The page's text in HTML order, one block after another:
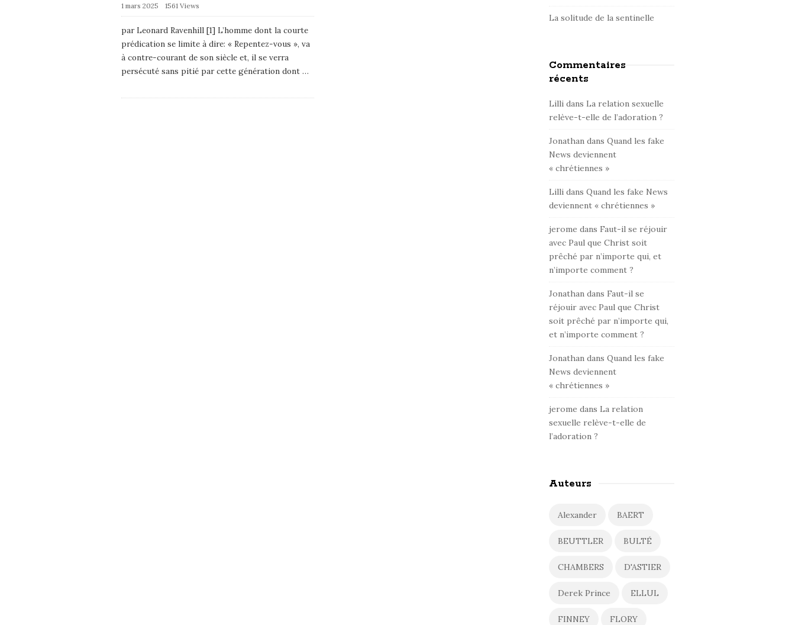
1 mars 2025
1561 Views
par Leonard Ravenhill [1] L’homme dont la courte
prédication se limite à dire: « Repentez-vous », va
à contre-courant de son siècle et, il se verra
persécuté sans pitié par cette génération dont…
La solitude de la sentinelle
Commentaires
récents
Lilli dans La relation sexuelle
relève-t-elle de l’adoration ?
Jonathan dansQuand les fake
News deviennent
« chrétiennes »
Lilli dansQuand les fake News
deviennent « chrétiennes »
jerome dans Faut-il se réjouir
avec Paul que Christ soit
prêché par n’importe qui, et
n’importe comment ?
Jonathan dans Faut-il se
réjouir avec Paul que Christ
soit prêché par n’importe qui,
et n’importe comment ?
Jonathan dansQuand les fake
News deviennent
« chrétiennes »
jerome dans La relation
sexuelle relève-t-elle de
l’adoration ?
Auteurs
Alexander BAERT
BEUTTLER BULTÉ
CHAMBERS D'ASTIER
Derek Prince ELLUL
FINNEY FLORY